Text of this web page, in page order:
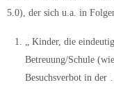
5.0), der sich u.a. in
„ Kinder, die
Betreuung/Schule
Besuchsverbot in der